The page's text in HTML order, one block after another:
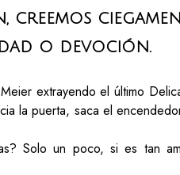
o devoción.
extrayendo el último
la puerta, saca el
Solo un poco, si es tan